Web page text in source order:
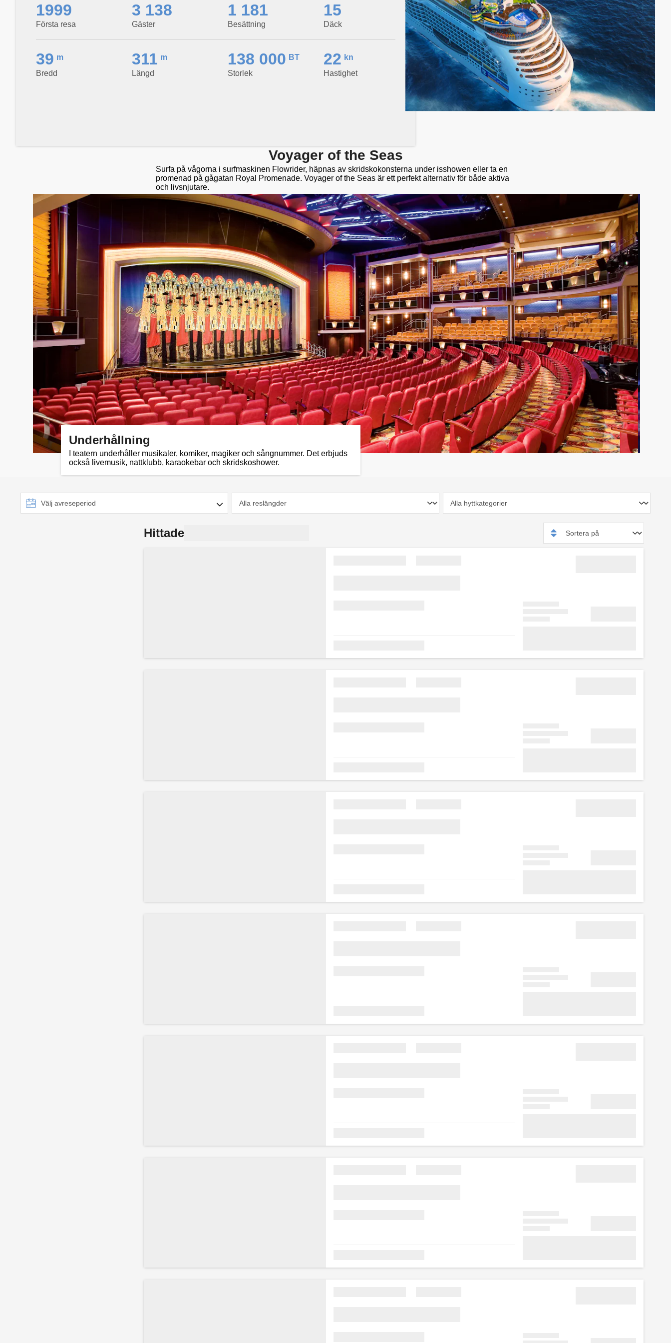
Första resa
1999
Gäster
3 138
Besättning
1 181
Däck
15
Bredd
39 m
Längd
311 m
Storlek
138 000 BT
Hastighet
22 kn
Voyager of the Seas
Surfa på vågorna i surfmaskinen Flowrider, häpnas av skridskokonsterna under isshowen eller ta en
promenad på gågatan Royal Promenade. Voyager of the Seas är ett perfekt alternativ för både aktiva
och livsnjutare.
Underhållning
I teatern underhåller musikaler, komiker, magiker och sångnummer. Det erbjuds
också livemusik, nattklubb, karaokebar och skridskoshower.
Hittade